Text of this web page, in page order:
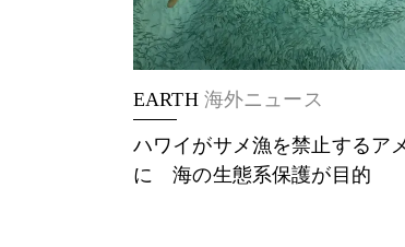
EARTH 海外ニュース
ハワイがサメ漁を禁止するア
に 海の生態系保護が目的